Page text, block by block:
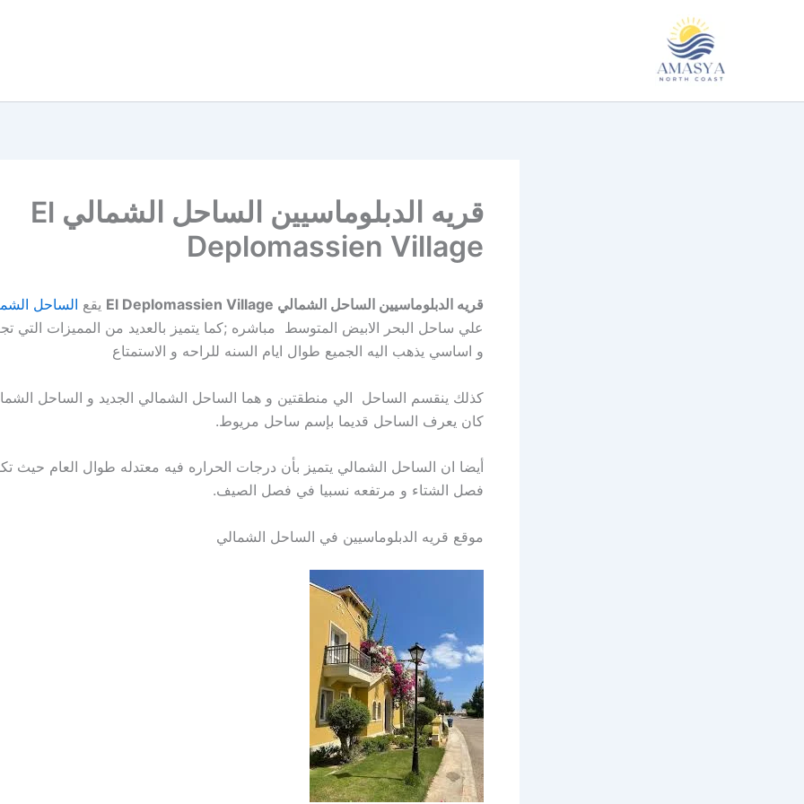
قريه الدبلوماسيين الساحل الشمالي El
Deplomassien Village
قريه الدبلوماسيين الساحل الشمالي El Deplomassien Village يقع الساحل
علي ساحل البحر الابيض المتوسط مباشره ;كما يتميز بالعديد من المميزات التي
و اساسي يذهب اليه الجميع طوال ايام السنه للراحه و الاستمتاع
كذلك ينقسم الساحل الي منطقتين و هما الساحل الشمالي الجديد و الساحل
كان يعرف الساحل قديما بإسم ساحل مريوط.
أيضا ان الساحل الشمالي يتميز بأن درجات الحراره فيه معتدله طوال العام حيث
فصل الشتاء و مرتفعه نسبيا في فصل الصيف.
موقع قريه الدبلوماسيين في الساحل الشمالي